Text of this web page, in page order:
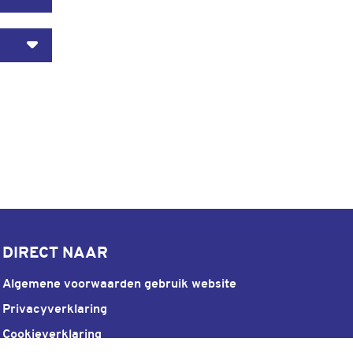
DIRECT NAAR
Algemene voorwaarden gebruik website
Privacyverklaring
Cookieverklaring